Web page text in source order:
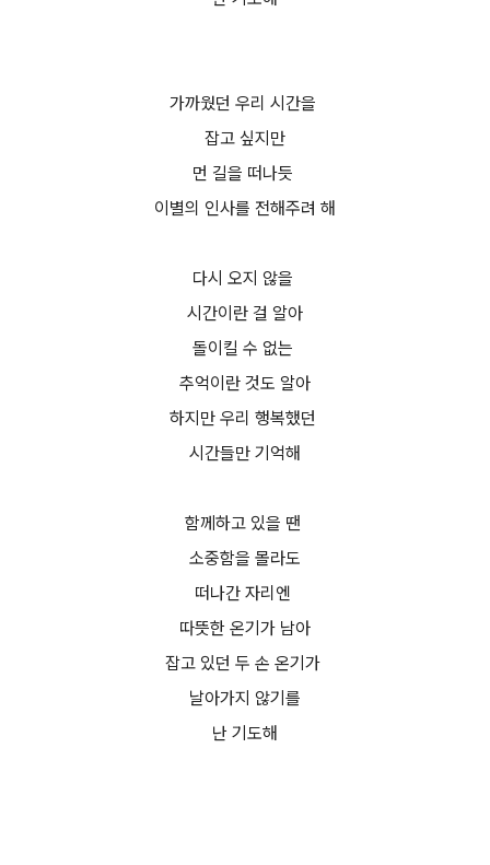
가까웠던 우리 시간을
잡고 싶지만
먼 길을 떠나듯
이별의 인사를 전해주려 해
다시 오지 않을
시간이란 걸 알아
돌이킬 수 없는
추억이란 것도 알아
하지만 우리 행복했던
시간들만 기억해
함께하고 있을 땐
소중함을 몰라도
떠나간 자리엔
따뜻한 온기가 남아
잡고 있던 두 손 온기가
날아가지 않기를
난 기도해